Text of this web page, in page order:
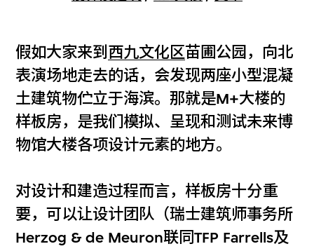
假如大家来到西九文化区苗圃公园，向北
表演场地走去的话，会发现两座小型混凝
土建筑物伫立于海滨。那就是M+大楼的
样板房，是我们模拟、呈现和测试未来博
物馆大楼各项设计元素的地方。
对设计和建造过程而言，样板房十分重
要，可以让设计团队（瑞士建筑师事务所
Herzog & de Meuron联同TFP Farrells及